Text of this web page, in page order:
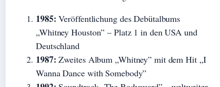
1985: Veröffentlichung des Debütalbums
„Whitney Houston” – Platz 1 in den USA und
Deutschland
1987: Zweites Album „Whitney” mit dem Hit „I
Wanna Dance with Somebody”